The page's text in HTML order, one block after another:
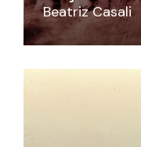
Beatriz Casali